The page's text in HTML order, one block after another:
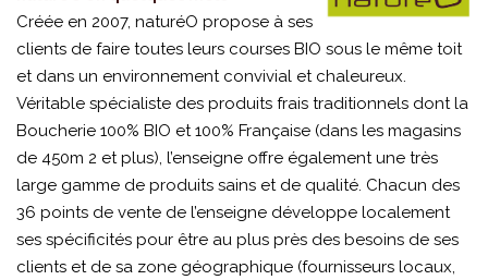
Créée en 2007, naturéO propose à ses
clients de faire toutes leurs courses BIO sous le même toit
et dans un environnement convivial et chaleureux.
Véritable spécialiste des produits frais traditionnels dont la
Boucherie 100% BIO et 100% Française (dans les magasins
de 450m 2 et plus), l’enseigne offre également une très
large gamme de produits sains et de qualité. Chacun des
36 points de vente de l’enseigne développe localement
ses spécificités pour être au plus près des besoins de ses
clients et de sa zone géographique (fournisseurs locaux,